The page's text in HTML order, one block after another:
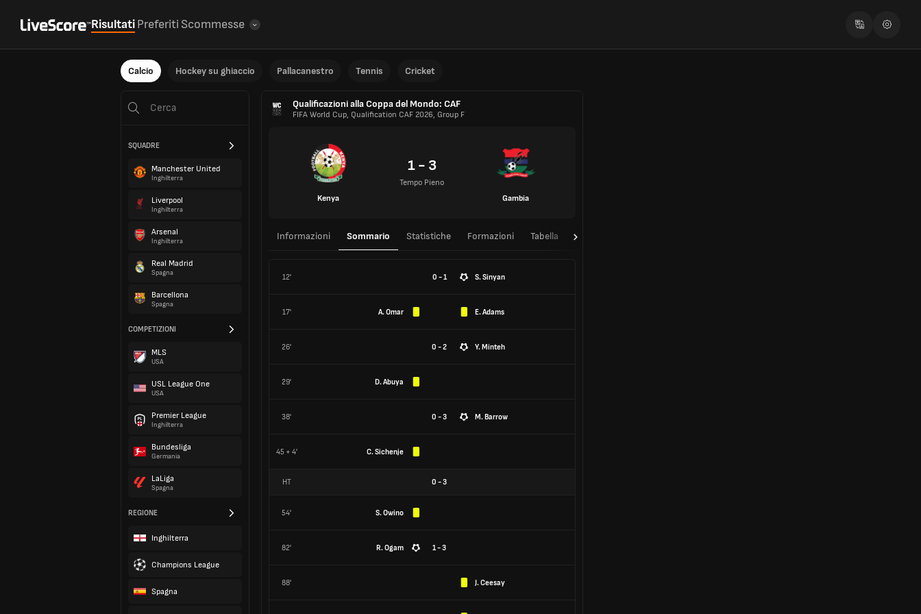
RisultatiPreferiti Scommesse
Calcio Hockey su ghiaccio Pallacanestro Tennis Cricket
SQUADRE
Manchester United
Inghilterra
Liverpool
Inghilterra
Arsenal
Inghilterra
Real Madrid
Spagna
Barcellona
Spagna
COMPETIZIONI
MLS
USA
USL League One
USA
Premier League
Inghilterra
Bundesliga
Germania
LaLiga
Spagna
REGIONE
Inghilterra
Champions League
Spagna
Qualificazioni alla Coppa del Mondo: CAF
FIFA World Cup, Qualification CAF 2026, Group F
Kenya
1 - 3
Tempo Pieno
Gambia
Informazioni Sommario Statistiche Formazioni Tabella T/T
12' 0 - 1 S. Sinyan
17' A. Omar E. Adams
26' 0 - 2 Y. Minteh
29' D. Abuya
38' 0 - 3 M. Barrow
45 + 4' C. Sichenje
HT 0 -3
54' S. Owino
82' R. Ogam 1 - 3
88' J. Ceesay